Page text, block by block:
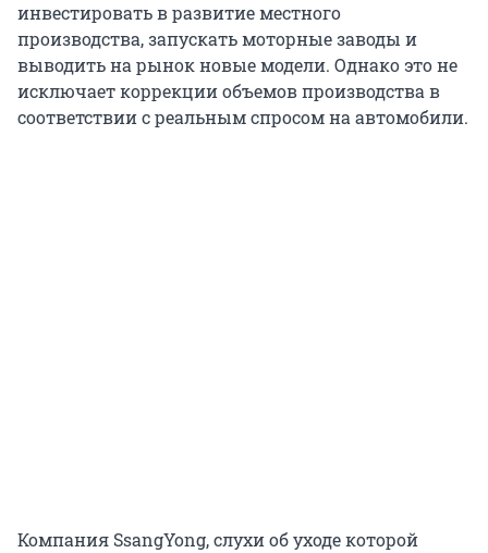
инвестировать в развитие местного
производства, запускать моторные заводы и
выводить на рынок новые модели. Однако это не
исключает коррекции объемов производства в
соответствии с реальным спросом на автомобили.
Компания SsangYong, слухи об уходе которой